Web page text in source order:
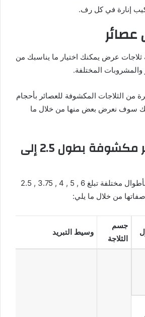
إنارة في كل رف.
عرض يمكنك اختيار ما يناسبك من
المختلفة.
من الثلاجات المكشوفة للعصائر بأحجام
سوف نعرض بعض منها من خلال ما
1- ثلاجة عصير مكشوفة بطول 2.5 إلى
نوفر ثلاجات العصائر بأطوال مختلفة تبلغ 6 , 5 , 4 , 3.75 , 2.5
من خلال ما يلي:
جسم
الثلاجة
وسيط التبريد